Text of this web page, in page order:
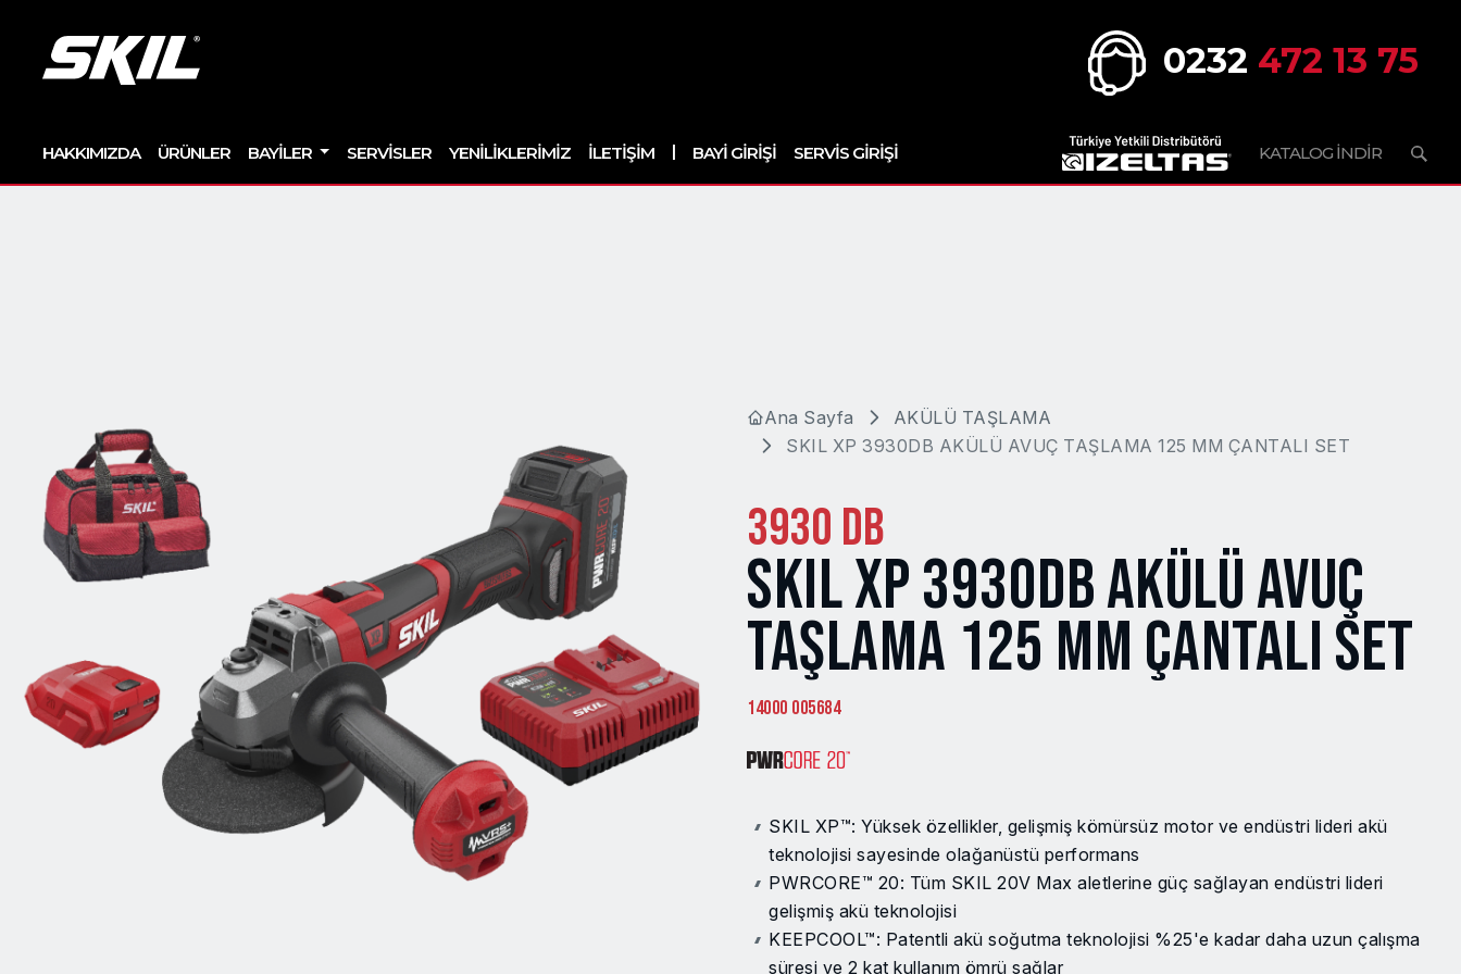
0232 472 13 75
HAKKIMIZDA ÜRÜNLER BAYILER SERVISLER YENILIKLERIMIZ İLETIŞIM | BAYI GIRIŞI SERVIS GIRIŞI KATALOG İNDİR
Ana Sayfa
AKÜLÜ TAŞLAMA
SKIL XP 3930DB AKÜLÜ AVUÇ TAŞLAMA 125 MM ÇANTALI SET
3930 DB
SKIL XP 3930DB AKÜLÜ AVUÇ
TAŞLAMA 125 MM ÇANTALI SET
14000 005684
SKIL XP™: Yüksek özellikler, gelişmiş kömürsüz motor ve endüstri lideri akü
teknolojisi sayesinde olağanüstü performans
PWRCORE™ 20: Tüm SKIL 20V Max aletlerine güç sağlayan endüstri lideri
gelişmiş akü teknolojisi
KEEPCOOL™: Patentli akü soğutma teknolojisi %25'e kadar daha uzun çalışma
süresi ve 2 kat kullanım ömrü sağlar